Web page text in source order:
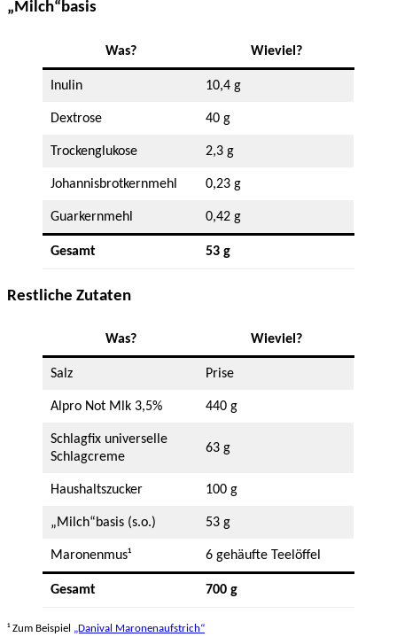
„Milch“basis
Was? Wieviel?
Inulin 10,4 g
Dextrose 40 g
Trockenglukose 2,3 g
Johannisbrotkernmehl 0,23 g
Guarkernmehl 0,42 g
Gesamt 53 g
Restliche Zutaten
Was? Wieviel?
Salz Prise
Alpro Not Mlk 3,5% 440 g
Schlagfix universelle
Schlagcreme
63 g
Haushaltszucker 100 g
„Milch“basis (s.o.) 53 g
Maronenmus¹ 6 gehäufte Teelöffel
Gesamt 700 g
¹ Zum Beispiel „Danival Maronenaufstrich“